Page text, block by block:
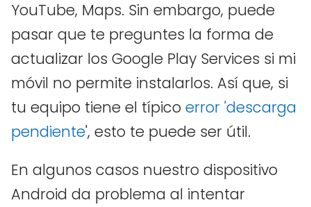
YouTube, Maps. Sin embargo, puede
pasar que te preguntes la forma de
actualizar los Google Play Services si mi
móvil no permite instalarlos. Así que, si
tu equipo tiene el típico error 'descarga
pendiente', esto te puede ser útil.
En algunos casos nuestro dispositivo
Android da problema al intentar